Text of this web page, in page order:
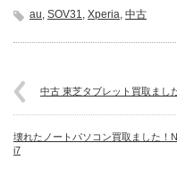
au, SOV31, Xperia, 中古
中古 東芝タブレット買取まし
壊れたノートパソコン買取ました！
i7